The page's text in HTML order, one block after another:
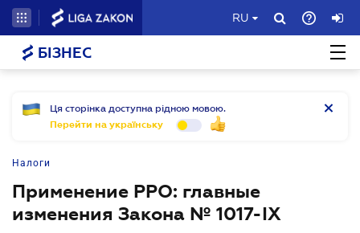
RU
БІЗНЕС
Ця сторінка доступна рідною мовою.
Перейти на українську
Налоги
Применение РРО: главные
изменения Закона № 1017-ІХ